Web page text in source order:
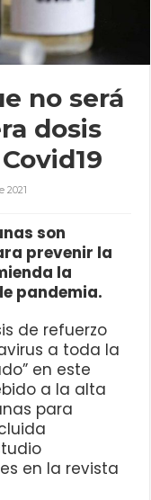
no será
dosis
2021
son
prevenir la
la
pandemia.
de refuerzo
a toda la
en este
a la alta
para
en la revista